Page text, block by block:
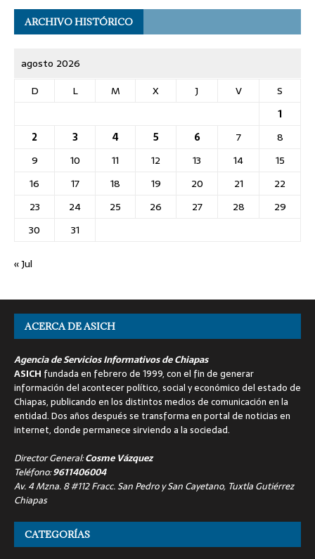
ARCHIVO HISTÓRICO
agosto 2026
D
L M X J V
S
1
2
3 4 5 6 7
8
9
10 11 12 13 14
15
16
17 18 19 20 21
22
23
24 25 26 27 28
29
30
31
« Jul
ACERCA DE ASICH
Agencia de Servicios Informativos de Chiapas
ASICH fundada en febrero de 1999, con el fin de generar
información del acontecer político, social y económico del estado de
Chiapas, publicando en los distintos medios de comunicación en la
entidad. Dos años después se transforma en portal de noticias en
internet, donde permanece sirviendo a la sociedad.
Director General:Cosme Vázquez
Teléfono:9611406004
Av. 4 Mzna. 8 #112 Fracc. San Pedro y San Cayetano, Tuxtla Gutiérrez
Chiapas
CATEGORÍAS